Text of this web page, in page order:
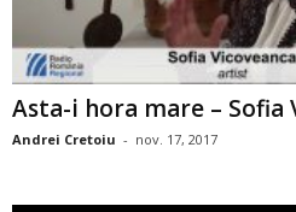
Asta-i hora mare – Sofia
Andrei Cretoiu - nov. 17, 2017